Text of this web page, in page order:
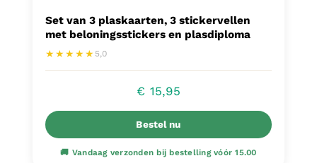
Set van 3 plaskaarten, 3 stickervellen
met beloningsstickers en plasdiploma
★★★★★ 5,0
€ 15,95
Bestel nu